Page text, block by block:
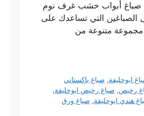
صباغ أبواب خشب غرف نوم
الصباغين التي تساعدك على
مجموعة متنوعة من
ابوحليفة, صباغ باكستاني
رخيص, صباغ رخيص ابوحليفة,
هندي ابوحليفة, صباغ ورق